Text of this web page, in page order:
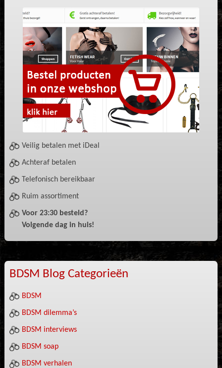
Veilig betalen met iDeal
Achteraf betalen
Telefonisch bereikbaar
Ruim assortiment
Voor 23:30 besteld?
Volgende dag in huis!
BDSM Blog Categorieën
BDSM
BDSM dilemma’s
BDSM interviews
BDSM soap
BDSM verhalen